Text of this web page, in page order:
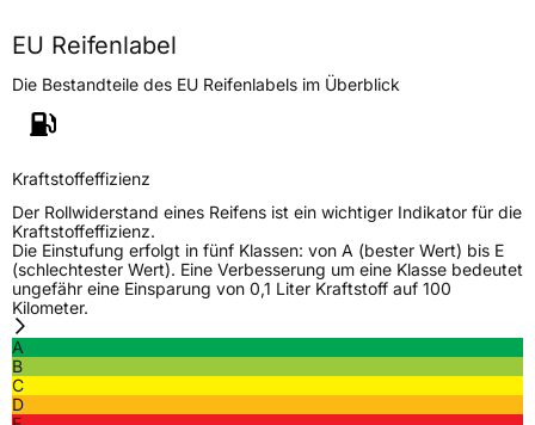
Höchstlast515 kg
Generelle Merkmale
Fahrzeugtyp
VerwendungWinterreifen
ModellnameSnowblazer
FahrzeugartPKW & SUV
Weitere Eigenschaften
SchlauchtypTL
ZustandNeureifen
EU Reifenlabel
Die Bestandteile des EU Reifenlabels im Überblick
Kraftstoffeffizienz
Der Rollwiderstand eines Reifens ist ein wichtiger Indikator für die
Kraftstoffeffizienz.
Die Einstufung erfolgt in fünf Klassen: von A (bester Wert) bis E
(schlechtester Wert). Eine Verbesserung um eine Klasse bedeutet
ungefähr eine Einsparung von 0,1 Liter Kraftstoff auf 100
Kilometer.
A
B
C
D